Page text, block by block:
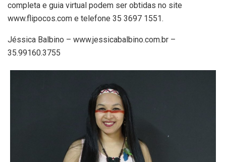
completa e guia virtual podem ser obtidas no site
www.flipocos.com e telefone 35 3697 1551.
Jéssica Balbino – www.jessicabalbino.com.br –
35.99160.3755